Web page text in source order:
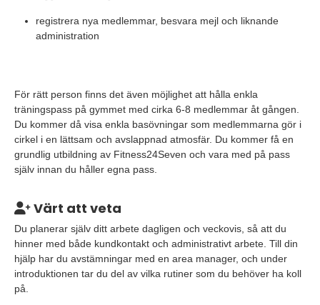
registrera nya medlemmar, besvara mejl och liknande
administration
För rätt person finns det även möjlighet att hålla enkla
träningspass på gymmet med cirka 6-8 medlemmar åt gången.
Du kommer då visa enkla basövningar som medlemmarna gör i
cirkel i en lättsam och avslappnad atmosfär. Du kommer få en
grundlig utbildning av Fitness24Seven och vara med på pass
själv innan du håller egna pass.
Värt att veta
Du planerar själv ditt arbete dagligen och veckovis, så att du
hinner med både kundkontakt och administrativt arbete. Till din
hjälp har du avstämningar med en area manager, och under
introduktionen tar du del av vilka rutiner som du behöver ha koll
på.